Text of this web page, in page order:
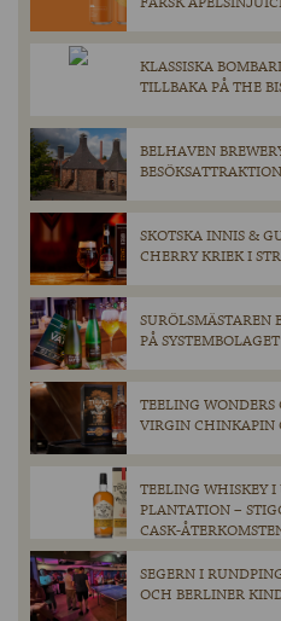
KLASSISKA
TILLBAKA PÅ THE
BELHAVEN
SKOTSKA INNIS &
CHERRY KRIEK I
SURÖLSMÄSTAREN
PÅ SYSTEMBOLAGET
TEELING
VIRGIN CHINKAPIN
TEELING WHISKEY
PLANTATION –
CASK-
SEGERN I
OCH BERLINER